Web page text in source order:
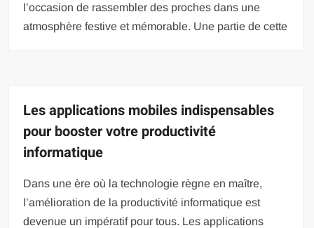
l’occasion de rassembler des proches dans une
atmosphère festive et mémorable. Une partie de cette
Les applications mobiles indispensables
pour booster votre productivité
informatique
Dans une ère où la technologie règne en maître,
l’amélioration de la productivité informatique est
devenue un impératif pour tous. Les applications